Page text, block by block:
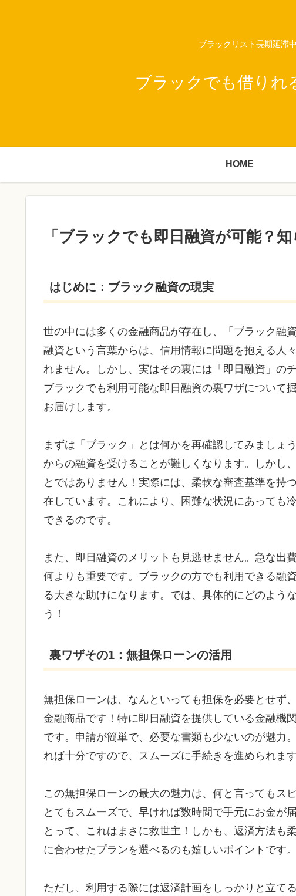
ブラックリスト長期延滞
ブラックでも借りれ
HOME
「ブラックでも即日融資が可能？
はじめに：ブラック融資の現実
世の中には多くの金融商品が存在し、「ブラック融
融資という言葉からは、信用情報に問題を抱える人
れません。しかし、実はその裏には「即日融資」の
ブラックでも利用可能な即日融資の裏ワザについて
お届けします。
まずは「ブラック」とは何かを再確認してみましょ
からの融資を受けることが難しくなります。しかし
とではありません！実際には、柔軟な審査基準を持
在しています。これにより、困難な状況にあっても
できるのです。
また、即日融資のメリットも見逃せません。急な出
何よりも重要です。ブラックの方でも利用できる融
る大きな助けになります。では、具体的にどのよう
う！
裏ワザその1：無担保ローンの活用
無担保ローンは、なんといっても担保を必要とせず
金融商品です！特に即日融資を提供している金融機
です。申請が簡単で、必要な書類も少ないのが魅力
れば十分ですので、スムーズに手続きを進められます
この無担保ローンの最大の魅力は、何と言ってもス
とてもスムーズで、早ければ数時間で手元にお金が
とって、これはまさに救世主！しかも、返済方法も
に合わせたプランを選べるのも嬉しいポイントです。
ただし、利用する際には返済計画をしっかりと立て